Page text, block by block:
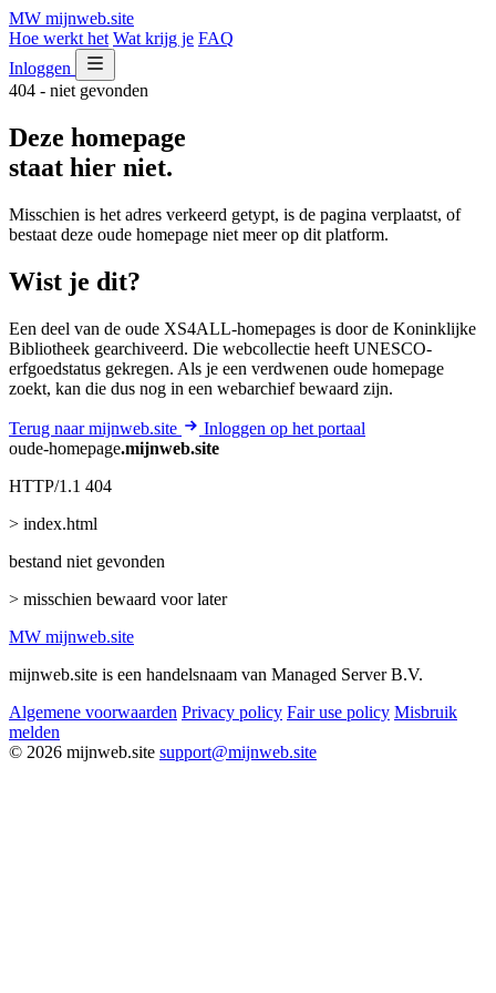
MW mijnweb.site
Hoe werkt het Wat krijg je FAQ
Inloggen
404 - niet gevonden
Deze homepage
staat hier niet.
Misschien is het adres verkeerd getypt, is de pagina verplaatst, of
bestaat deze oude homepage niet meer op dit platform.
Wist je dit?
Een deel van de oude XS4ALL-homepages is door de Koninklijke
Bibliotheek gearchiveerd. Die webcollectie heeft UNESCO-
erfgoedstatus gekregen. Als je een verdwenen oude homepage
zoekt, kan die dus nog in een webarchief bewaard zijn.
Terug naar mijnweb.site
Inloggen op het portaal
oude-homepage.mijnweb.site
HTTP/1.1 404
> index.html
bestand niet gevonden
> misschien bewaard voor later
MW mijnweb.site
mijnweb.site is een handelsnaam van Managed Server B.V.
Algemene voorwaarden Privacy policy Fair use policy Misbruik
melden
© 2026 mijnweb.site support@mijnweb.site